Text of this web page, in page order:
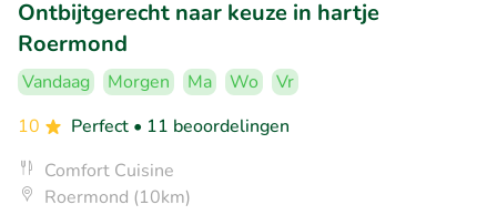
Ontbijtgerecht naar keuze in hartje
Roermond
Vandaag Morgen Ma Wo
Vr
10
Perfect • 11 beoordelingen
Comfort Cuisine
Roermond (10km)